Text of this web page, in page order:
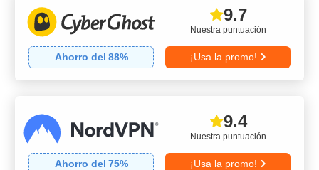
Nuestra puntuación
9.7
Ahorro del 88% ¡Usa la promo!
Nuestra puntuación
9.4
Ahorro del 75% ¡Usa la promo!